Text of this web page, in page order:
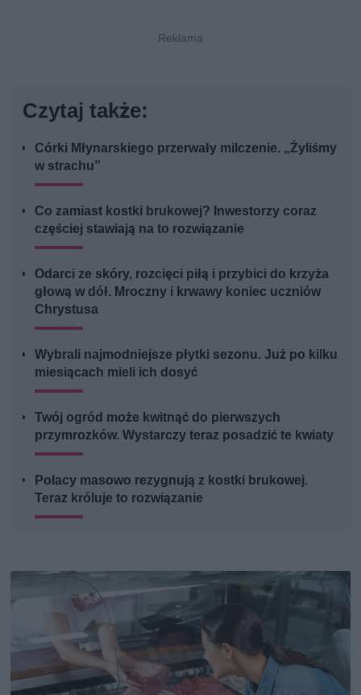
Czytaj także:
Córki Młynarskiego przerwały milczenie. „Żyliśmy
w strachu”
Co zamiast kostki brukowej? Inwestorzy coraz
częściej stawiają na to rozwiązanie
Odarci ze skóry, rozcięci piłą i przybici do krzyża
głową w dół. Mroczny i krwawy koniec uczniów
Chrystusa
Wybrali najmodniejsze płytki sezonu. Już po kilku
miesiącach mieli ich dosyć
Twój ogród może kwitnąć do pierwszych
przymrozków. Wystarczy teraz posadzić te kwiaty
Polacy masowo rezygnują z kostki brukowej.
Teraz króluje to rozwiązanie